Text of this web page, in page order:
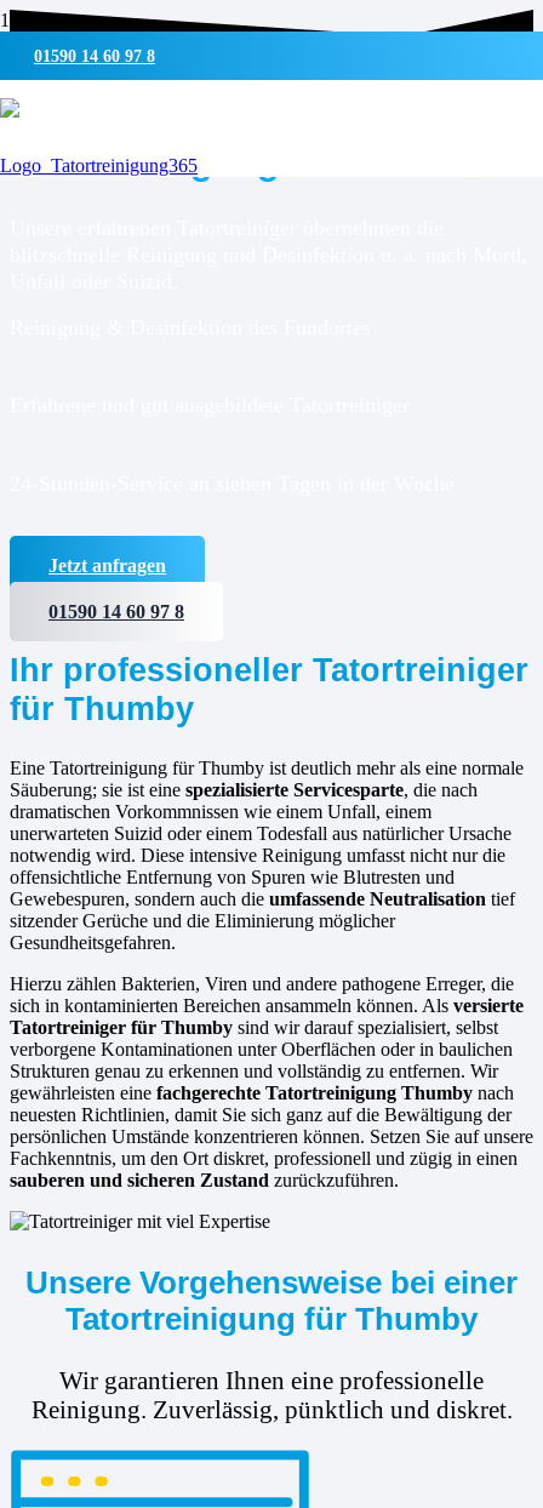
01590 14 60 97 8
UMWELTSCHONENDE REINIGUNG & DESINFEKTION
Tatortreinigung für
Jetzt anfragen
01590 14 60 97 8
Ihr professioneller Tatortreiniger
für Thumby
Eine Tatortreinigung für Thumby ist deutlich mehr als eine normale
Säuberung; sie ist eine spezialisierte Servicesparte, die nach
dramatischen Vorkommnissen wie einem Unfall, einem
unerwarteten Suizid oder einem Todesfall aus natürlicher Ursache
notwendig wird. Diese intensive Reinigung umfasst nicht nur die
offensichtliche Entfernung von Spuren wie Blutresten und
Gewebespuren, sondern auch die umfassende Neutralisation tief
sitzender Gerüche und die Eliminierung möglicher
Gesundheitsgefahren.
Hierzu zählen Bakterien, Viren und andere pathogene Erreger, die
sich in kontaminierten Bereichen ansammeln können. Als versierte
Tatortreiniger für Thumby sind wir darauf spezialisiert, selbst
verborgene Kontaminationen unter Oberflächen oder in baulichen
Strukturen genau zu erkennen und vollständig zu entfernen. Wir
gewährleisten eine fachgerechte Tatortreinigung Thumby nach
neuesten Richtlinien, damit Sie sich ganz auf die Bewältigung der
persönlichen Umstände konzentrieren können. Setzen Sie auf unsere
Fachkenntnis, um den Ort diskret, professionell und zügig in einen
sauberen und sicheren Zustand zurückzuführen.
Unsere Vorgehensweise bei einer
Tatortreinigung für Thumby
Wir garantieren Ihnen eine professionelle
Reinigung. Zuverlässig, pünktlich und diskret.